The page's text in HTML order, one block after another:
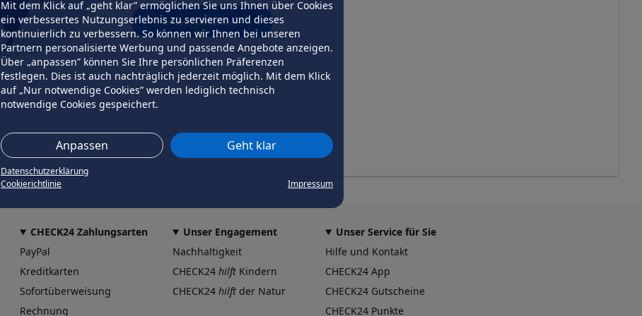
Mit dem Klick auf „geht klar” ermöglichen Sie uns Ihnen über Cookies
ein verbessertes Nutzungserlebnis zu servieren und dieses
kontinuierlich zu verbessern. So können wir Ihnen bei unseren
Partnern personalisierte Werbung und passende Angebote anzeigen.
Über „anpassen” können Sie Ihre persönlichen Präferenzen
festlegen. Dies ist auch nachträglich jederzeit möglich. Mit dem Klick
auf „Nur notwendige Cookies” werden lediglich technisch
notwendige Cookies gespeichert.
Anpassen Geht klar
Datenschutzerklärung
Cookierichtlinie
Impressum
erneut versuchen
CHECK24 Zahlungsarten
PayPal
Kreditkarten
Sofortüberweisung
Rechnung
Unser Engagement
Nachhaltigkeit
CHECK24 hilft Kindern
CHECK24 hilft der Natur
Unser Service für Sie
Hilfe und Kontakt
CHECK24 App
CHECK24 Gutscheine
CHECK24 Punkte